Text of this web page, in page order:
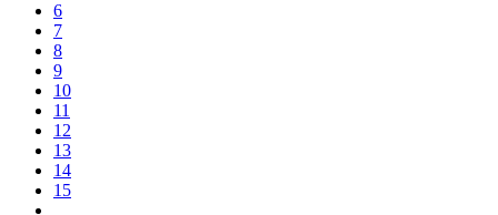
6
7
8
9
10
11
12
13
14
15